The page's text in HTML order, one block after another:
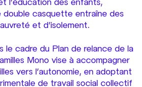
casquette entraîne des
et d’isolement.
le cadre du Plan de relance de la
Mono vise à accompagner
vers l’autonomie, en adoptant
de travail social collectif